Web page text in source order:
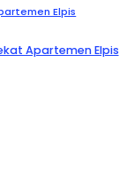
Elpis
Apartemen Elpis